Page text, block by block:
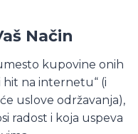
Način
kupovine onih
na internetu“ (i
uslove održavanja),
radost i koja uspeva